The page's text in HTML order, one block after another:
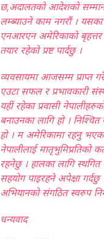
छ,अदालतको आदेशको सम्मान
लम्ब्याउने काम नगरौं ।
एनआरएन अमेरिकाको
तयार रहेको प्रष्ट पार्दछु ।
व्यवसायमा आजसम्म प्राप्त
एउटा सफल र प्रभावकारी
यहीं रहेका प्रवासी
बनाउनका लागि हो ।
हो । म अमेरिकामा रहनु
नेपालीलाई मातृभुमिप्रतिको
रहनेछु । हालका लागि स्थगित
सहयोग पाइरहने अपेक्षा
अभियानको संगठित स्वरुप
धन्यवाद